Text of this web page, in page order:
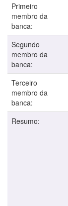
Primeiro
membro da
banca:
Segundo
membro da
banca:
Terceiro
membro da
banca:
Resumo: